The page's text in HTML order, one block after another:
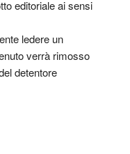
editoriale ai sensi
ledere un
verrà rimosso
detentore